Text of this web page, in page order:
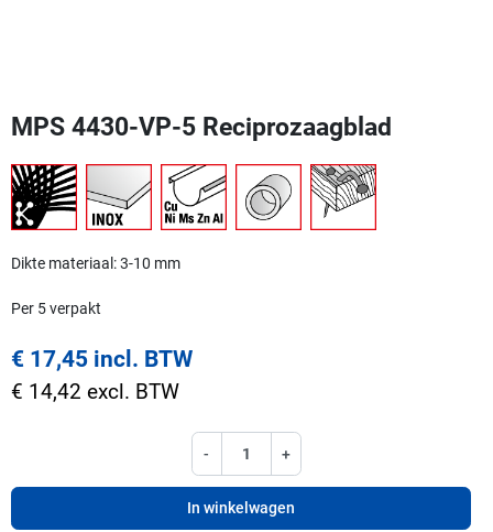
MPS 4430-VP-5 Reciprozaagblad
Dikte materiaal: 3-10 mm
Per 5 verpakt
€ 17,45 incl. BTW
€ 14,42 excl. BTW
- +
In winkelwagen